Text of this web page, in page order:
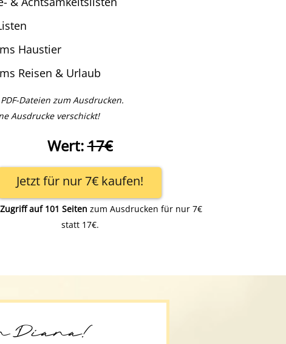
Haustier
Reisen & Urlaub
Dateien zum Ausdrucken.
Ausdrucke verschickt!
Wert:17€
Jetzt für nur 7€ kaufen!
auf 101 Seiten zum Ausdrucken für nur 7€
statt 17€.
Diana!